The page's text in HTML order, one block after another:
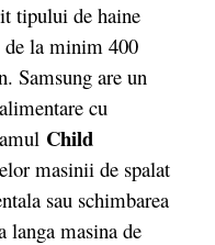
tipului de haine
la minim 400
Samsung are un
cu
Child
masinii de spalat
sau schimbarea
masina de